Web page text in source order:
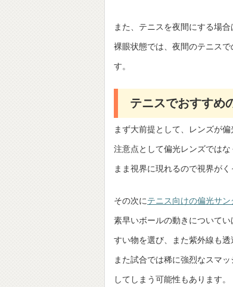
また、テニスを夜間にする場
裸眼状態では、夜間のテニス
す。
テニスでおすすめ
まず大前提として、レンズが
注意点として偏光レンズでは
まま視界に現れるので視界がく
その次にテニス向けの偏光サン
素早いボールの動きについて
すい物を選び、また紫外線も透
また試合では稀に強烈なスマ
してしまう可能性もあります。